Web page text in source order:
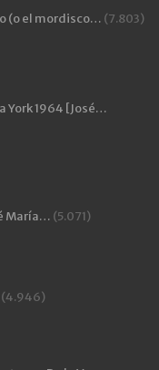
(o el mordisco… (7.803)
York 1964 [José…
María… (5.071)
(4.946)